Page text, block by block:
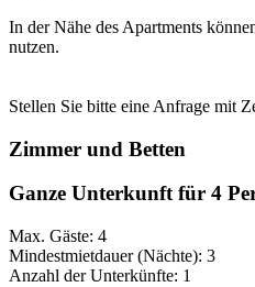
In der Nähe des Apartments
nutzen.
Stellen Sie bitte eine Anfrage mit
Zimmer und Betten
Ganze Unterkunft für 4
Max. Gäste: 4
Mindestmietdauer (Nächte): 3
Anzahl der Unterkünfte: 1